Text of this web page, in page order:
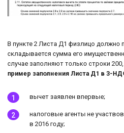
В пункте 2 Листа Д1 физлицо должно
складывается сумма его
случае заполняют только строки
пример заполнения Листа Д1 в 3-
вычет заявлен впервые;
налоговые агенты не
в 2016 году;